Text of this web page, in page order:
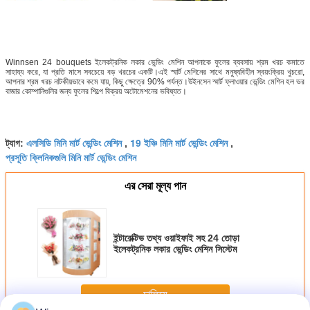
Winnsen 24 bouquets ইলেকট্রনিক লকার ভেন্ডিং মেশিন আপনাকে ফুলের ব্যবসায় শ্রম খরচ কমাতে
সাহায্য করে, যা প্রতি মাসে সবচেয়ে বড় খরচের একটি।এই স্মার্ট মেশিনের সাথে মনুষ্যবিহীন স্বয়ংক্রিয় খুচরো,
আপনার শ্রম খরচ নাটকীয়ভাবে কমে যায়, কিছু ক্ষেত্রে 90% পর্যন্ত।উইনসেন স্মার্ট ফ্লাওয়ার ভেন্ডিং মেশিন হল ভর
বাজার কোম্পানিগুলির জন্য ফুলের শিল্পে বিক্রয় অটোমেশনের ভবিষ্যত।
ট্যাগ: এলসিডি মিনি মার্ট ভেন্ডিং মেশিন, 19 ইঞ্চি মিনি মার্ট ভেন্ডিং মেশিন,
প্রসূতি ক্লিনিকগুলি মিনি মার্ট ভেন্ডিং মেশিন
এর সেরা মূল্য পান
ইন্টারেক্টিভ তথ্য ওয়াইফাই সহ 24 তোড়া
ইলেকট্রনিক লকার ভেন্ডিং মেশিন সিস্টেম
চালিয়ে